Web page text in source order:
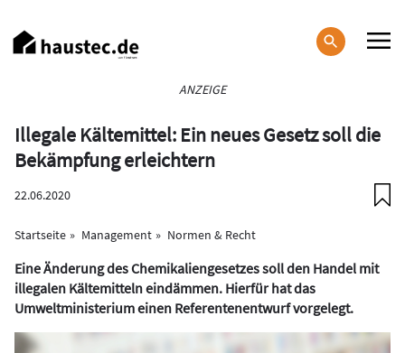
zum
Inhalt
ANZEIGE
Illegale Kältemittel: Ein neues Gesetz soll die
Bekämpfung erleichtern
22.06.2020
Startseite Management Normen & Recht
Eine Änderung des Chemikaliengesetzes soll den Handel mit
illegalen Kältemitteln eindämmen. Hierfür hat das
Umweltministerium einen Referentenentwurf vorgelegt.